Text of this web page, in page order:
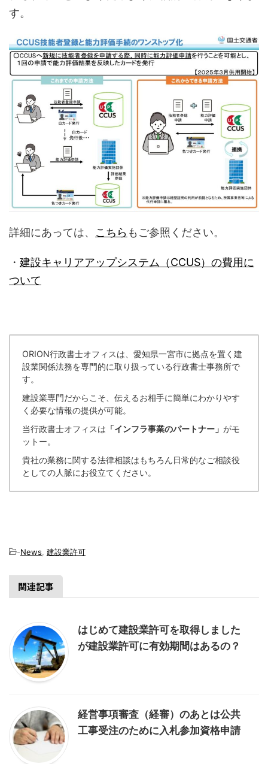
す。
詳細にあっては、 こちら もご参照ください。
・ 建設キャリアアップシステム（CCUS）の費用に
ついて
ORION行政書士オフィスは、愛知県一宮市に拠点を置く建
設業関係法務を専門的に取り扱っている行政書士事務所で
す。
建設業専門だからこそ、伝えるお相手に簡単にわかりやす
く必要な情報の提供が可能。
当行政書士オフィスは 「インフラ事業のパートナー」 がモ
ットー。
貴社の業務に関する法律相談はもちろん日常的なご相談役
としての人脈にお役立てください。
-News 建設業許可
関連記事
はじめて建設業許可を取得しました
が建設業許可に有効期間はあるの？
経営事項審査（経審）のあとは公共
工事受注のために入札参加資格申請